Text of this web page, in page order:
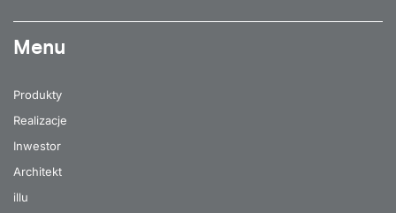
Menu
Produkty
Realizacje
Inwestor
Architekt
illu